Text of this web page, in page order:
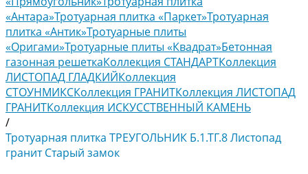
«Антара»Тротуарная плитка «Паркет»Тротуарная
плитка «Антик»Тротуарные плиты
«Оригами»Тротуарные плиты «Квадрат»Бетонная
газонная решеткаКоллекция СТАНДАРТКоллекция
ЛИСТОПАД ГЛАДКИЙКоллекция
СТОУНМИКСКоллекция ГРАНИТКоллекция ЛИСТОПАД
ГРАНИТКоллекция ИСКУССТВЕННЫЙ КАМЕНЬ
/
Тротуарная плитка ТРЕУГОЛЬНИК Б.1.ТГ.8 Листопад
гранит Старый замок